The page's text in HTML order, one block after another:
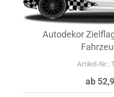
Autodekor
Artikel‑Nr.:
ab